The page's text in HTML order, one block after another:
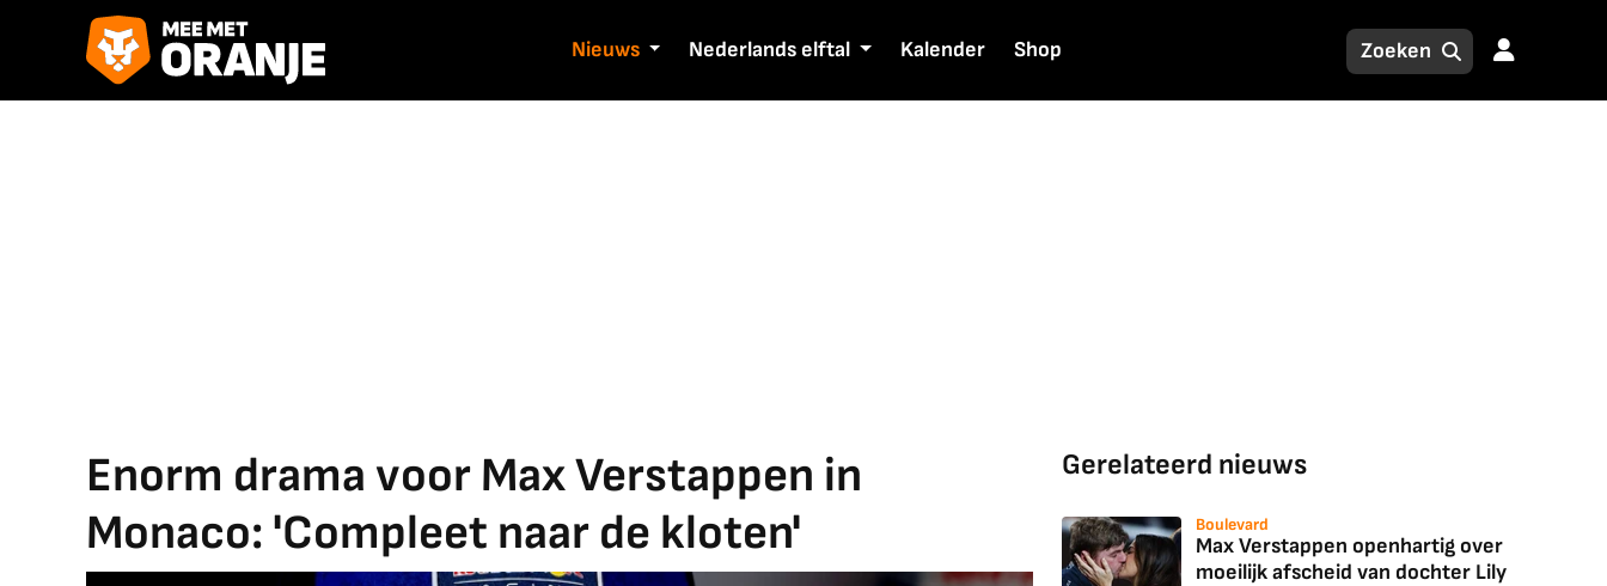
Nieuws Nederlands elftal Kalender Shop
Enorm drama voor Max Verstappen in
Monaco: 'Compleet naar de kloten'
Gerelateerd nieuws
Boulevard
Max Verstappen openhartig over
moeilijk afscheid van dochter Lily